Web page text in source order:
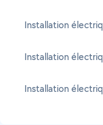
Installation
Installation
Installation